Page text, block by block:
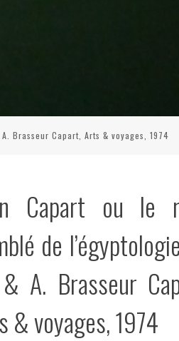
Brasseur Capart, Arts & voyages, 1974
Capart ou le
de
A. Brasseur
& voyages, 1974